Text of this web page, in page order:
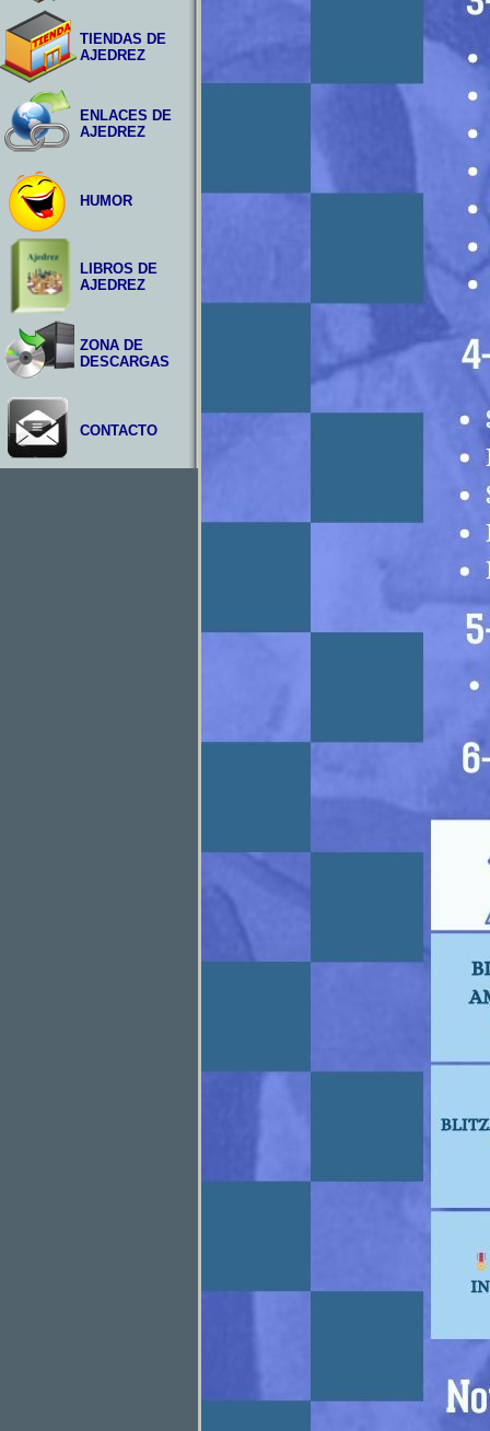
TIENDAS DE
AJEDREZ
ENLACES DE
AJEDREZ
HUMOR
LIBROS DE
AJEDREZ
ZONA DE
DESCARGAS
CONTACTO